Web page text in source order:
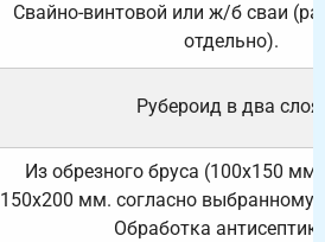
Свайно-винтовой или ж/б сваи
отдельно).
Рубероид в два слоя.
Из обрезного бруса (100х150
150х200 мм. согласно выбранному
Обработка